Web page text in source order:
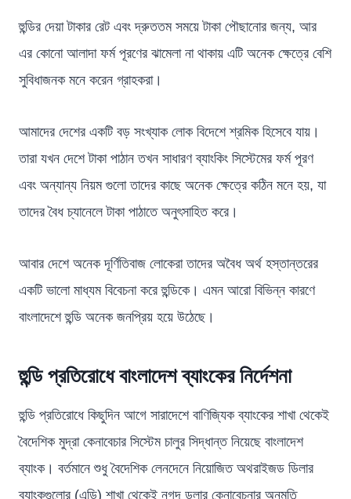
হুন্ডির দেয়া টাকার রেট এবং দ্রুততম সময়ে টাকা পৌছানোর জন্য, আর
এর কোনো আলাদা ফর্ম পূরণের ঝামেলা না থাকায় এটি অনেক ক্ষেত্রে বেশি
সুবিধাজনক মনে করেন গ্রাহকরা।
আমাদের দেশের একটি বড় সংখ্যাক লোক বিদেশে শ্রমিক হিসেবে যায়।
তারা যখন দেশে টাকা পাঠান তখন সাধারণ ব্যাংকিং সিস্টেমের ফর্ম পূরণ
এবং অন্যান্য নিয়ম গুলো তাদের কাছে অনেক ক্ষেত্রে কঠিন মনে হয়, যা
তাদের বৈধ চ্যানেলে টাকা পাঠাতে অনুৎসাহিত করে।
আবার দেশে অনেক দূর্ণিতিবাজ লোকেরা তাদের অবৈধ অর্থ হস্তান্তরের
একটি ভালো মাধ্যম বিবেচনা করে হুন্ডিকে। এমন আরো বিভিন্ন কারণে
বাংলাদেশে হুন্ডি অনেক জনপ্রিয় হয়ে উঠেছে।
হুন্ডি প্রতিরোধে বাংলাদেশ ব্যাংকের নির্দেশনা
হুন্ডি প্রতিরোধে কিছুদিন আগে সারাদেশে বাণিজ্যিক ব্যাংকের শাখা থেকেই
বৈদেশিক মুদ্রা কেনাবেচার সিস্টেম চালুর সিদ্ধান্ত নিয়েছে বাংলাদেশ
ব্যাংক। বর্তমানে শুধু বৈদেশিক লেনদেনে নিয়োজিত অথরাইজড ডিলার
ব্যাংকগুলোর (এডি) শাখা থেকেই নগদ ডলার কেনাবেচনার অনুমতি